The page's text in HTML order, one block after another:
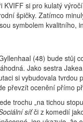
KVIFF si pro kulatý
špičky. Zatímco
symbolem kvalitního,
(48) bude stůj
Jako sestra
si vybudovala tvrdou
převzít ocenění přímo
trochu „na tichou
síťči z komedií